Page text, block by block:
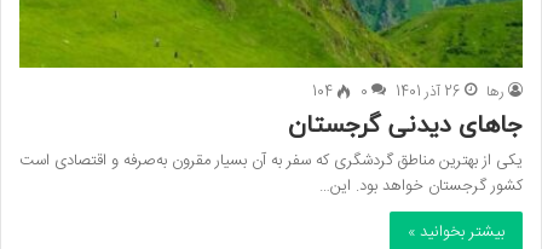
رها 26 آذر 1401 0
104
جا‌های دیدنی گرجستان
یکی از بهترین مناطق گردشگری که سفر به آن بسیار مقرون به‌صرفه و اقتصادی است
کشور گرجستان خواهد بود. این…
بیشتر بخوانید »